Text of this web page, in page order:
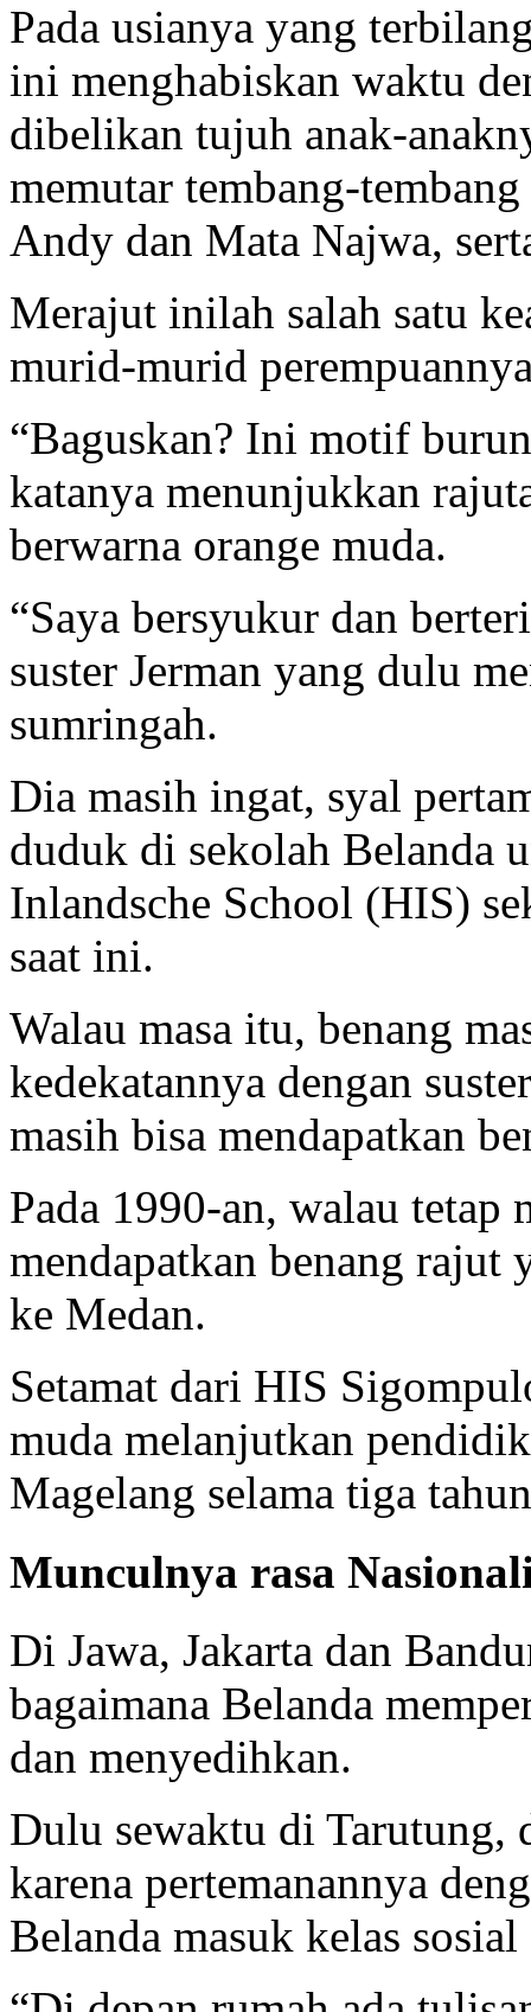
Pada usianya yang
ini menghabiskan waktu
dibelikan tujuh anak-
memutar tembang-
Andy dan Mata Najwa,
Merajut inilah salah satu
murid-murid
“Baguskan? Ini motif
katanya menunjukkan
berwarna orange muda.
“Saya bersyukur dan
suster Jerman yang dulu
sumringah.
Dia masih ingat, syal
duduk di sekolah Belanda
Inlandsche School (HIS)
saat ini.
Walau masa itu, benang
kedekatannya dengan
masih bisa mendapatkan
Pada 1990-an, walau tetap
mendapatkan benang rajut
ke Medan.
Setamat dari HIS
muda melanjutkan
Magelang selama tiga
Munculnya rasa
Di Jawa, Jakarta dan
bagaimana Belanda
dan menyedihkan.
Dulu sewaktu di Tarutung,
karena pertemanannya
Belanda masuk kelas sosial